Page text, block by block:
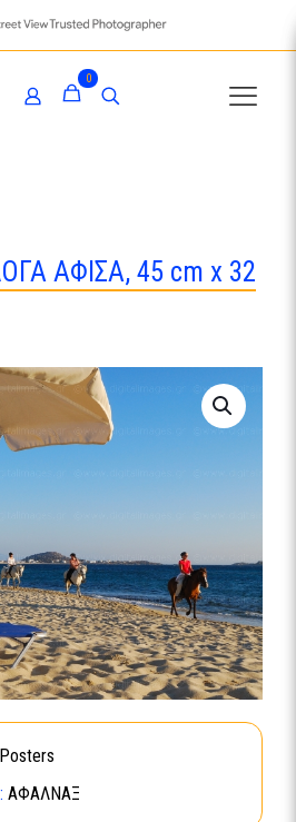
0
ΑΦΙΣΑ, 45 cm x 32
ΑΦΑΛΝΑΞ